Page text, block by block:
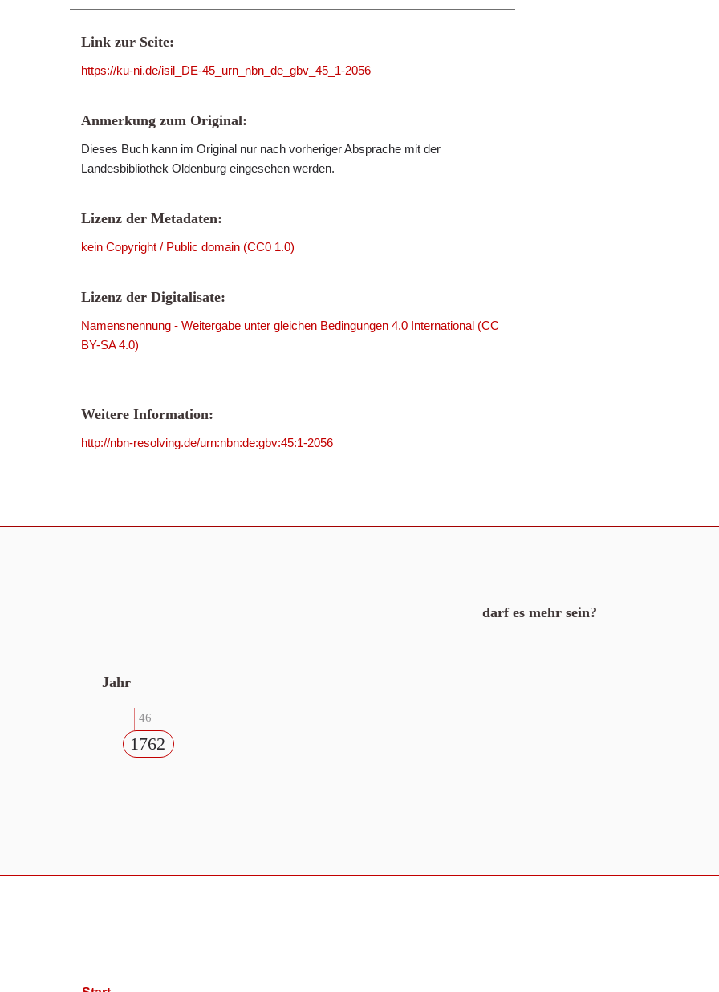
Link zur Seite:
https://ku-ni.de/isil_DE-45_urn_nbn_de_gbv_45_1-2056
Anmerkung zum Original:
Dieses Buch kann im Original nur nach vorheriger Absprache mit der
Landesbibliothek Oldenburg eingesehen werden.
Lizenz der Metadaten:
kein Copyright / Public domain (CC0 1.0)
Lizenz der Digitalisate:
Namensnennung - Weitergabe unter gleichen Bedingungen 4.0 International (CC
BY-SA 4.0)
Weitere Information:
http://nbn-resolving.de/urn:nbn:de:gbv:45:1-2056
darf es mehr sein?
Jahr
46
1762